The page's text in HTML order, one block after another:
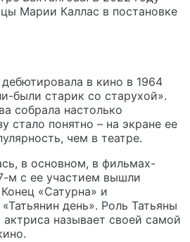
Марии Каллас в постановке
в кино в 1964
были старик со старухой».
собрала настолько
стало понятно – на экране ее
чем в театре.
в основном, в фильмах-
м с ее участием вышли
«Сатурна» и
день». Роль Татьяны
называет своей самой